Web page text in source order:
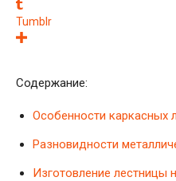
Tumblr
Содержание:
Особенности каркасных
Разновидности
Изготовление лестницы